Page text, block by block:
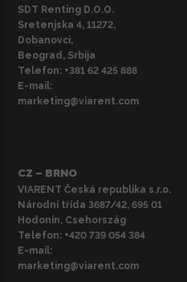
SDT Renting D.O.O.
Sretenjska 4, 11272,
Dobanovci,
Beograd, Srbija
Telefon: +381 62 425 888
E-mail:
marketing@viarent.com
CZ – BRNO
VIARENT Česká republika s.r.o.
Národní třída 3687/42, 695 01
Hodonín, Csehország
Telefon: +420 739 054 384
E-mail:
marketing@viarent.com